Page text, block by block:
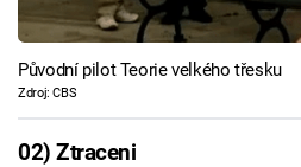
Původní pilot Teorie velkého třesku
Zdroj: CBS
02) Ztraceni